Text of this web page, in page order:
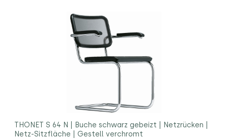
THONET S 64 N | Buche schwarz gebeizt | Netzrücken |
Netz-Sitzfläche | Gestell verchromt